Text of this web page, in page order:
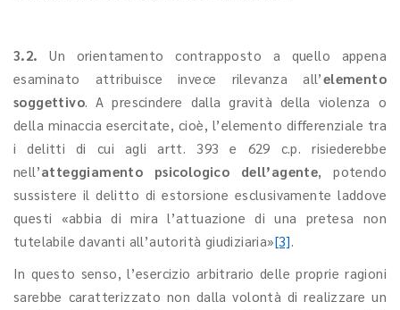
3.2. Un orientamento contrapposto a quello appena
esaminato attribuisce invece rilevanza all’elemento
soggettivo. A prescindere dalla gravità della violenza o
della minaccia esercitate, cioè, l’elemento differenziale tra
i delitti di cui agli artt. 393 e 629 c.p. risiederebbe
nell’atteggiamento psicologico dell’agente, potendo
sussistere il delitto di estorsione esclusivamente laddove
questi «abbia di mira l’attuazione di una pretesa non
tutelabile davanti all’autorità giudiziaria»[3].
In questo senso, l’esercizio arbitrario delle proprie ragioni
sarebbe caratterizzato non dalla volontà di realizzare un